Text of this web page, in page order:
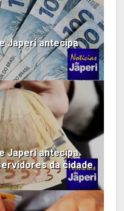
Japeri antecipa
Japeri antecipa
da cidade